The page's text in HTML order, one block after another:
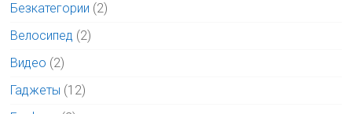
Безкатегории (2)
Велосипед (2)
Видео (2)
Гаджеты (12)